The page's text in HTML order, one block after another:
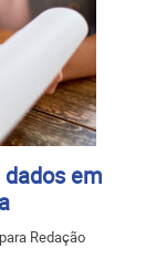
em
Redação